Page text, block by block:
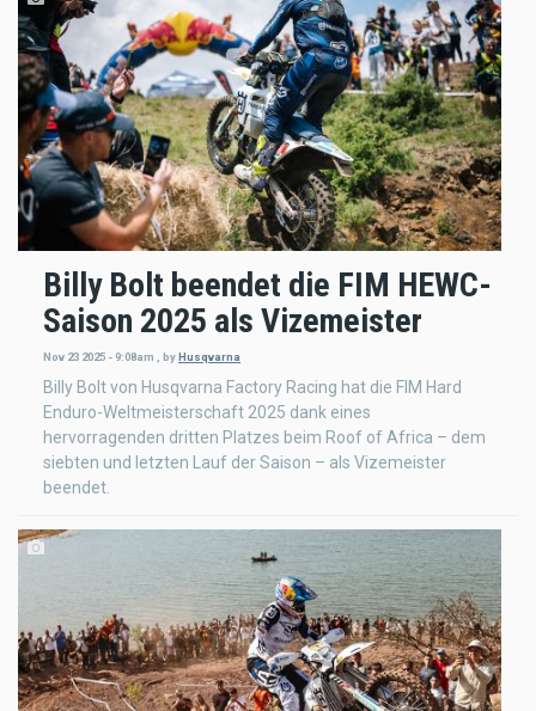
Billy Bolt beendet die FIM HEWC-
Saison 2025 als Vizemeister
Nov 23 2025 - 9:08am byHusqvarna
Billy Bolt von Husqvarna Factory Racing hat die FIM Hard
Enduro-Weltmeisterschaft 2025 dank eines
hervorragenden dritten Platzes beim Roof of Africa – dem
siebten und letzten Lauf der Saison – als Vizemeister
beendet.